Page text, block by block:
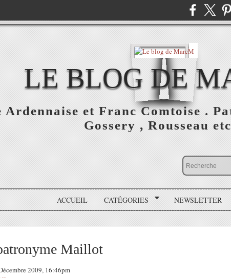
LE BLOG DE
Ardennaise et Franc Comtoise .
Gossery , Rousseau
ACCUEIL CATÉGORIES NEWSLETTER
Maillot
2009, 16:46pm